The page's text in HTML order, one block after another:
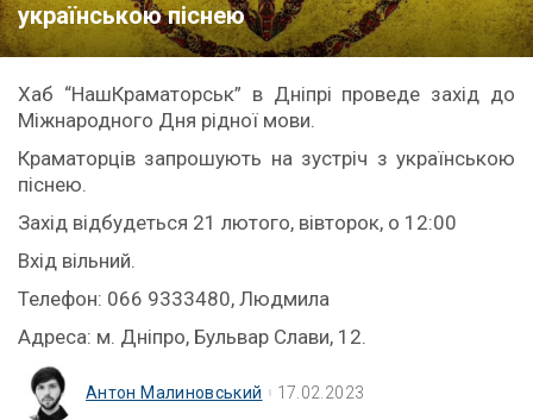
українською піснею
Хаб “НашКраматорськ” в Дніпрі проведе захід до
Міжнародного Дня рідної мови.
Краматорців запрошують на зустріч з українською
піснею.
Захід відбудеться 21 лютого, вівторок, о 12:00
Вхід вільний.
Телефон: 066 9333480, Людмила
Адреса: м. Дніпро, Бульвар Слави, 12.
Антон Малиновський 17.02.2023